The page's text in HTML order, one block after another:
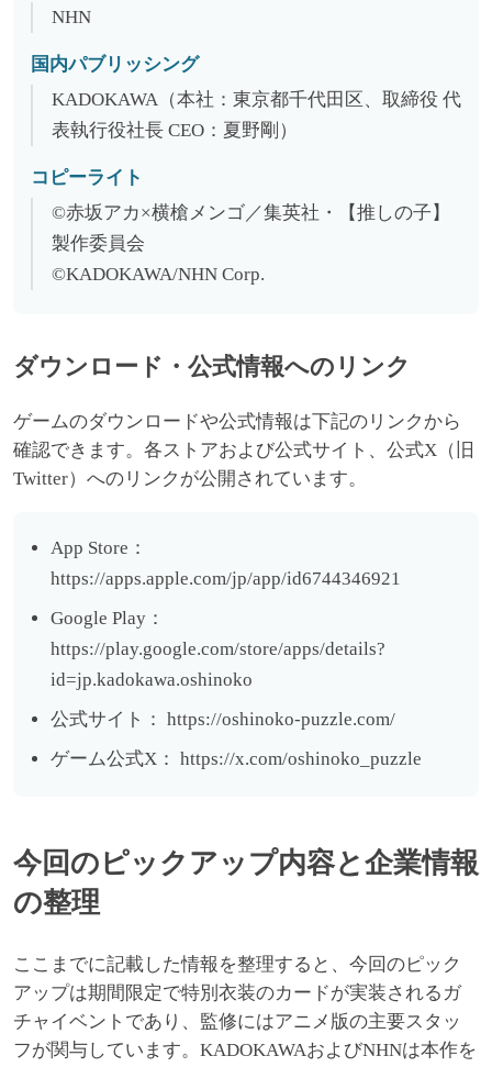
NHN
国内パブリッシング
KADOKAWA（本社：東京都千代田区、取締役 代
表執行役社長 CEO：夏野剛）
コピーライト
©赤坂アカ×横槍メンゴ／集英社・【推しの子】
製作委員会
©KADOKAWA/NHN Corp.
ダウンロード・公式情報へのリンク
ゲームのダウンロードや公式情報は下記のリンクから
確認できます。各ストアおよび公式サイト、公式X（旧
Twitter）へのリンクが公開されています。
App Store：
https://apps.apple.com/jp/app/id6744346921
Google Play：
https://play.google.com/store/apps/details?
id=jp.kadokawa.oshinoko
公式サイト： https://oshinoko-puzzle.com/
ゲーム公式X： https://x.com/oshinoko_puzzle
今回のピックアップ内容と企業情報
の整理
ここまでに記載した情報を整理すると、今回のピック
アップは期間限定で特別衣装のカードが実装されるガ
チャイベントであり、監修にはアニメ版の主要スタッ
フが関与しています。KADOKAWAおよびNHNは本作を